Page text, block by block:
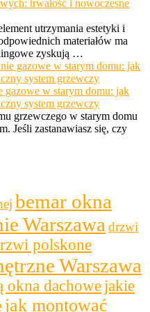
trwałość i nowoczesne
utrzymania estetyki i
materiałów ma
zyskują …
gazowe w starym domu: jak
system grzewczy
grzewczego w starym domu
Jeśli zastanawiasz się, czy
bemar okna
Warszawa drzwi
polskone
Warszawa
okna dachowe jakie
jak montować